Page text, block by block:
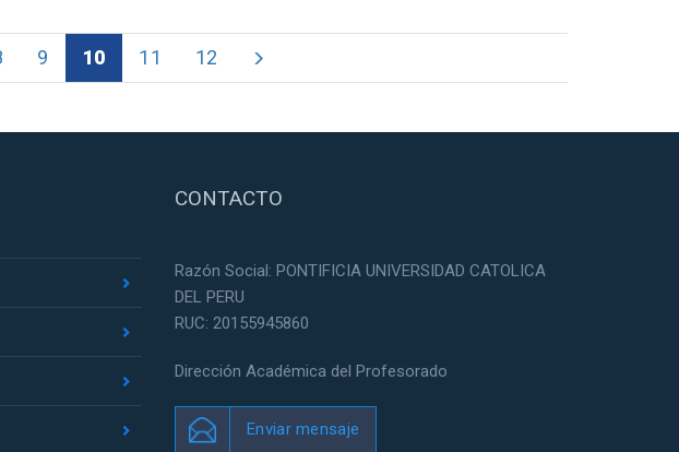
9 10 11 12
CONTACTO
Razón Social: PONTIFICIA UNIVERSIDAD CATOLICA
DEL PERU
RUC: 20155945860
Dirección Académica del Profesorado
Enviar mensaje